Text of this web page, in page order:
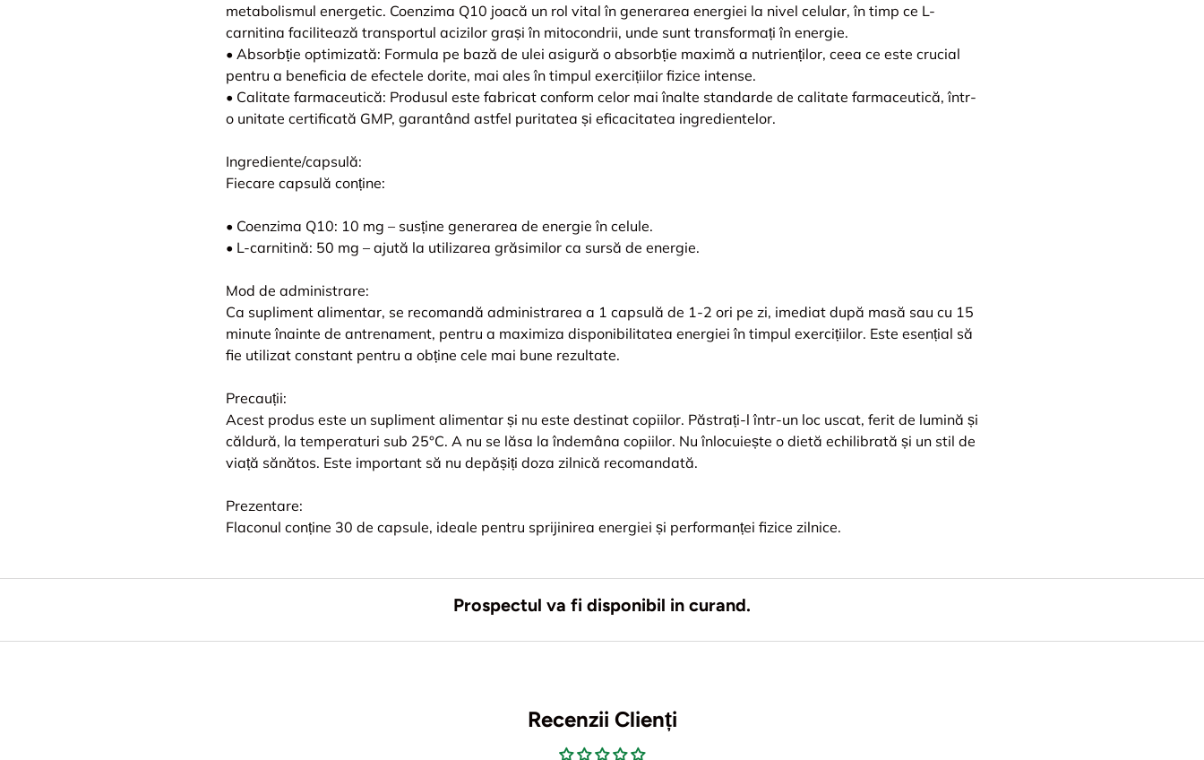
metabolismul energetic. Coenzima Q10 joacă un rol vital în generarea energiei la nivel celular, în timp ce L-
carnitina facilitează transportul acizilor grași în mitocondrii, unde sunt transformați în energie.
• Absorbție optimizată: Formula pe bază de ulei asigură o absorbție maximă a nutrienților, ceea ce este crucial
pentru a beneficia de efectele dorite, mai ales în timpul exercițiilor fizice intense.
• Calitate farmaceutică: Produsul este fabricat conform celor mai înalte standarde de calitate farmaceutică, într-
o unitate certificată GMP, garantând astfel puritatea și eficacitatea ingredientelor.
Ingrediente/capsulă:
Fiecare capsulă conține:
• Coenzima Q10: 10 mg – susține generarea de energie în celule.
• L-carnitină: 50 mg – ajută la utilizarea grăsimilor ca sursă de energie.
Mod de administrare:
Ca supliment alimentar, se recomandă administrarea a 1 capsulă de 1-2 ori pe zi, imediat după masă sau cu 15
minute înainte de antrenament, pentru a maximiza disponibilitatea energiei în timpul exercițiilor. Este esențial să
fie utilizat constant pentru a obține cele mai bune rezultate.
Precauții:
Acest produs este un supliment alimentar și nu este destinat copiilor. Păstrați-l într-un loc uscat, ferit de lumină și
căldură, la temperaturi sub 25°C. A nu se lăsa la îndemâna copiilor. Nu înlocuiește o dietă echilibrată și un stil de
viață sănătos. Este important să nu depășiți doza zilnică recomandată.
Prezentare:
Flaconul conține 30 de capsule, ideale pentru sprijinirea energiei și performanței fizice zilnice.
Prospectul va fi disponibil in curand.
Recenzii Clienți